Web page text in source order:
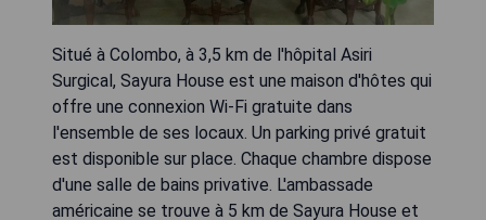
Situé à Colombo, à 3,5 km de l'hôpital Asiri
Surgical, Sayura House est une maison d'hôtes qui
offre une connexion Wi-Fi gratuite dans
l'ensemble de ses locaux. Un parking privé gratuit
est disponible sur place. Chaque chambre dispose
d'une salle de bains privative. L'ambassade
américaine se trouve à 5 km de Sayura House et